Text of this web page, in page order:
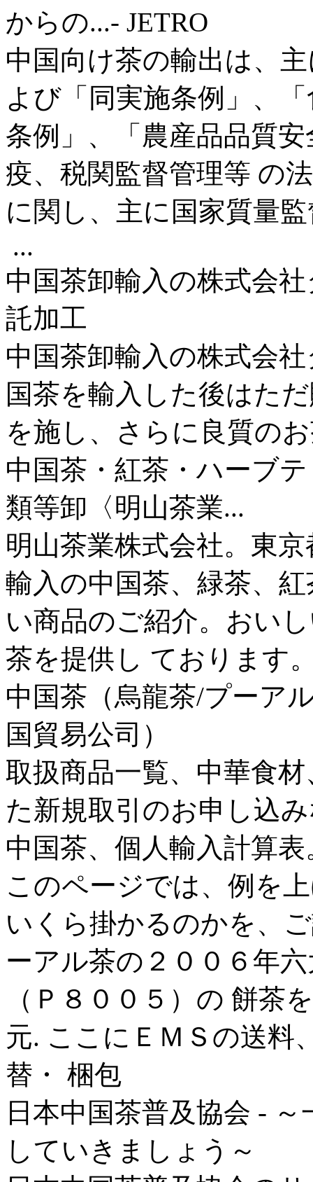
からの...- JETRO
中国向け茶の輸出は、
よび「同実施条例」、
条例」、「農産品品質
疫、税関監督管理等 の
に関し、主に国家質量
...
中国茶卸輸入の株式会
託加工
中国茶卸輸入の株式会
国茶を輸入した後はた
を施し、さらに良質の
中国茶・紅茶・ハーブ
類等卸〈明山茶業...
明山茶業株式会社。東
輸入の中国茶、緑茶、
い商品のご紹介。おい
茶を提供し ております
中国茶（烏龍茶/プーア
国貿易公司）
取扱商品一覧、中華食
た新規取引のお申し込
中国茶、個人輸入計算表
このページでは、例を
いくら掛かるのかを、
ーアル茶の２００６年
（Ｐ８００５）の 餅茶
元. ここにＥＭＳの送料
替・ 梱包
日本中国茶普及協会 -
していきましょう～